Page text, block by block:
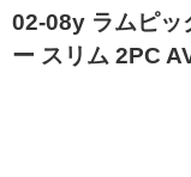
02-08y ラムピッ
ー スリム 2PC